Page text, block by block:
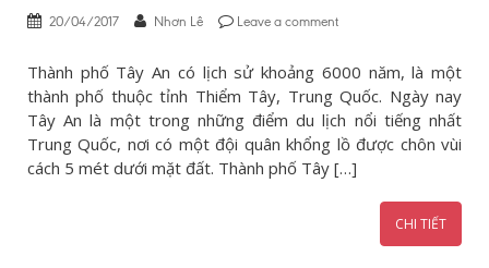
20/04/2017 Nhơn Lê Leave a comment
Thành phố Tây An có lịch sử khoảng 6000 năm, là một
thành phố thuộc tỉnh Thiểm Tây, Trung Quốc. Ngày nay
Tây An là một trong những điểm du lịch nổi tiếng nhất
Trung Quốc, nơi có một đội quân khổng lồ được chôn vùi
cách 5 mét dưới mặt đất. Thành phố Tây […]
CHI TIẾT